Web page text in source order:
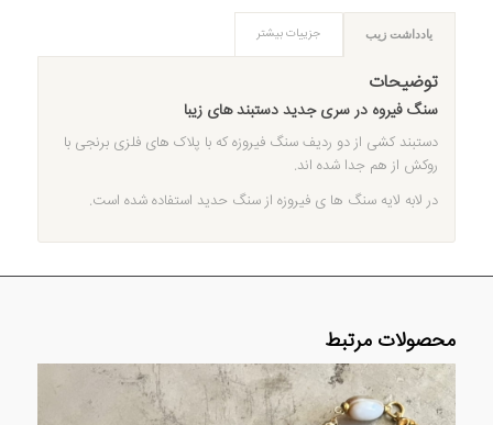
یادداشت زیب جزییات بیشتر
توضیحات
سنگ فیروه در سری جدید دستبند های زیبا
دستبند کشی از دو ردیف سنگ فیروزه که با پلاک های فلزی برنجی با
روکش از هم جدا شده اند.
در لابه لایه سنگ ها ی فیروزه از سنگ حدید استفاده شده است.
محصولات مرتبط